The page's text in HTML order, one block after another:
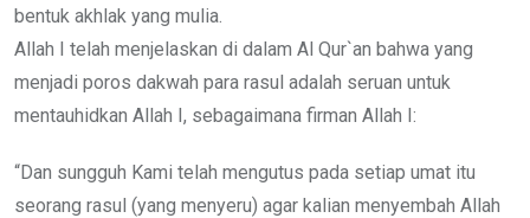
bentuk akhlak yang mulia.
Allah I telah menjelaskan di dalam Al Qur`an bahwa yang
menjadi poros dakwah para rasul adalah seruan untuk
mentauhidkan Allah I, sebagaimana firman Allah I:
“Dan sungguh Kami telah mengutus pada setiap umat itu
seorang rasul (yang menyeru) agar kalian menyembah Allah